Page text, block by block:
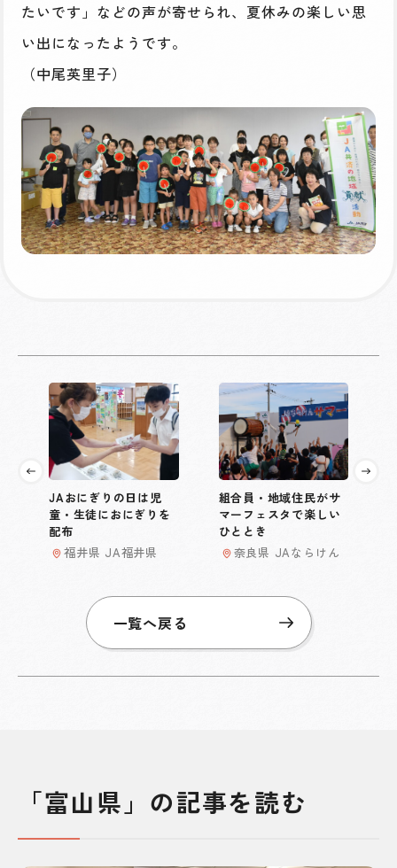
たいです」などの声が寄せられ、夏休みの楽しい思
い出になったようです。
（中尾英里子）
JAおにぎりの日は児
童・生徒におにぎりを
配布
福井県 JA福井県
組合員・地域住民がサ
マーフェスタで楽しい
ひととき
奈良県 JAならけん
一覧へ戻る
「富山県」の記事を読む